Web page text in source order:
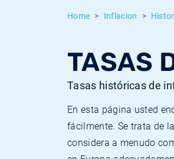
Home Inflacion
TASAS
Tasas históricas de
En esta página usted
fácilmente. Se trata de
considera a menudo
Inflación Mexicano - IPC